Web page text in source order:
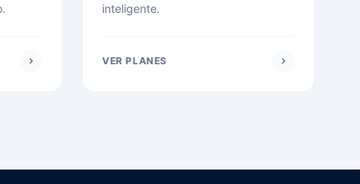
chevron_right
inteligente.
VER PLANES chevron_right